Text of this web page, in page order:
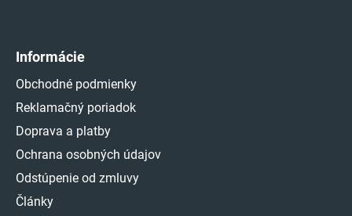
Informácie
Obchodné podmienky
Reklamačný poriadok
Doprava a platby
Ochrana osobných údajov
Odstúpenie od zmluvy
Články